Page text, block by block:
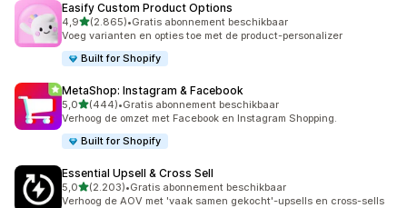
Easify Custom Product Options
4,9van 5 sterren
(2.865)
2865 recensies in totaal
•Gratis abonnement beschikbaar
Voeg varianten en opties toe met de product-personalizer
Built for Shopify
MetaShop: Instagram & Facebook
5,0van 5 sterren
(444)
444 recensies in totaal
•Gratis abonnement beschikbaar
Verhoog de omzet met Facebook en Instagram Shopping.
Built for Shopify
Essential Upsell & Cross Sell
5,0van 5 sterren
(2.203)
2203 recensies in totaal
•Gratis abonnement beschikbaar
Verhoog de AOV met 'vaak samen gekocht'-upsells en cross-sells